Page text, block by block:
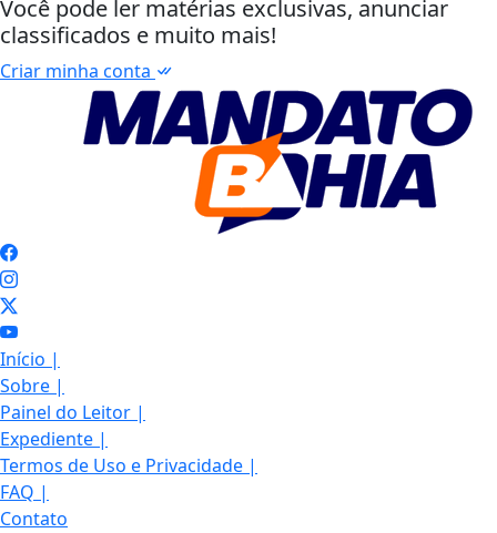
Você pode ler matérias exclusivas, anunciar
classificados e muito mais!
Criar minha conta
Início |
Sobre |
Painel do Leitor |
Expediente |
Termos de Uso e Privacidade |
FAQ |
Contato